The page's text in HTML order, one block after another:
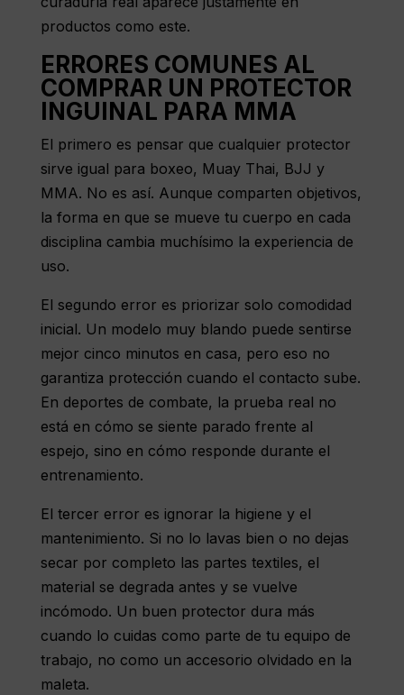
productos como este.
ERRORES COMUNES AL
COMPRAR UN PROTECTOR
INGUINAL PARA MMA
El primero es pensar que cualquier protector
sirve igual para boxeo, Muay Thai, BJJ y
MMA. No es así. Aunque comparten objetivos,
la forma en que se mueve tu cuerpo en cada
disciplina cambia muchísimo la experiencia de
uso.
El segundo error es priorizar solo comodidad
inicial. Un modelo muy blando puede sentirse
mejor cinco minutos en casa, pero eso no
garantiza protección cuando el contacto sube.
En deportes de combate, la prueba real no
está en cómo se siente parado frente al
espejo, sino en cómo responde durante el
entrenamiento.
El tercer error es ignorar la higiene y el
mantenimiento. Si no lo lavas bien o no dejas
secar por completo las partes textiles, el
material se degrada antes y se vuelve
incómodo. Un buen protector dura más
cuando lo cuidas como parte de tu equipo de
trabajo, no como un accesorio olvidado en la
maleta.